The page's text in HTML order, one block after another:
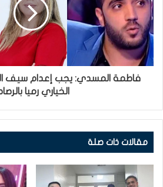
فاطمة المسدي: يجب إعدام سيف
الخياري رميا
مقالات ذات صلة